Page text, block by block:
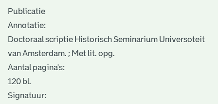
Publicatie
Annotatie:
Doctoraal scriptie Historisch Seminarium Universoteit
van Amsterdam. ; Met lit. opg.
Aantal pagina's:
120 bl.
Signatuur: